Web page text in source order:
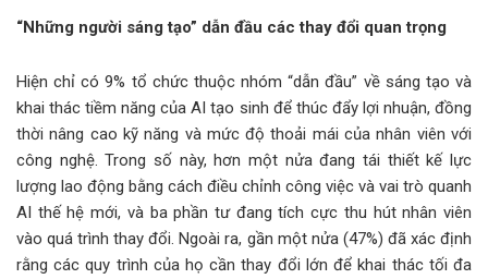
“Những người sáng tạo” dẫn đầu các thay đổi quan trọng
Hiện chỉ có 9% tổ chức thuộc nhóm “dẫn đầu” về sáng tạo và
khai thác tiềm năng của AI tạo sinh để thúc đẩy lợi nhuận, đồng
thời nâng cao kỹ năng và mức độ thoải mái của nhân viên với
công nghệ. Trong số này, hơn một nửa đang tái thiết kế lực
lượng lao động bằng cách điều chỉnh công việc và vai trò quanh
AI thế hệ mới, và ba phần tư đang tích cực thu hút nhân viên
vào quá trình thay đổi. Ngoài ra, gần một nửa (47%) đã xác định
rằng các quy trình của họ cần thay đổi lớn để khai thác tối đa